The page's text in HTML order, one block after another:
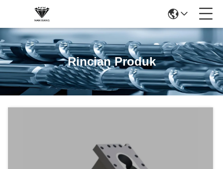
Rincian Produk